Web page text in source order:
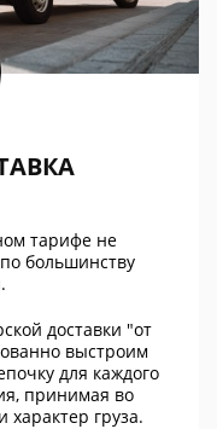
тарифе не
большинству
доставки "от
выстроим
для каждого
принимая во
груза.